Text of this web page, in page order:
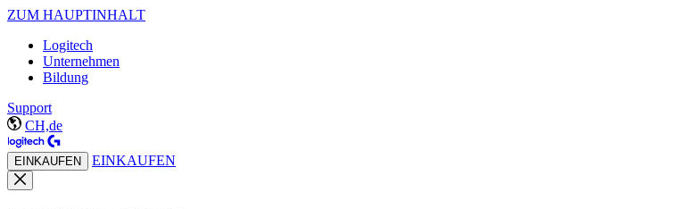
ZUM HAUPTINHALT
Logitech
Unternehmen
Bildung
Support
CH,de
EINKAUFEN EINKAUFEN